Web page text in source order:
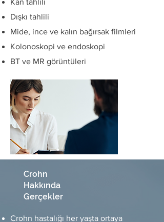
Kan tahlili
Dışkı tahlili
Mide, ince ve kalın bağırsak filmleri
Kolonoskopi ve endoskopi
BT ve MR görüntüleri
Crohn hastalığı her yaşta ortaya
Crohn
Hakkında
Gerçekler